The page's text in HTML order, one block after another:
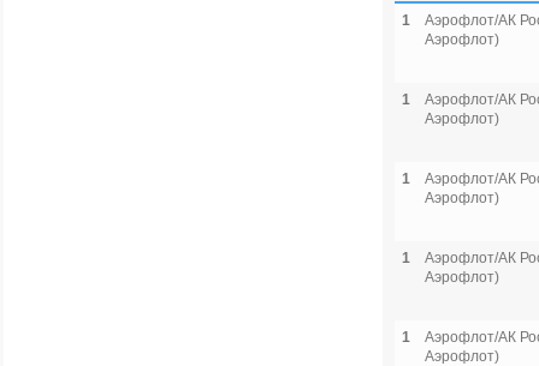
1
Аэрофлот/АК
Аэрофлот)
1
Аэрофлот/АК
Аэрофлот)
1
Аэрофлот/АК
Аэрофлот)
1
Аэрофлот/АК
Аэрофлот)
1
Аэрофлот/АК
Аэрофлот)